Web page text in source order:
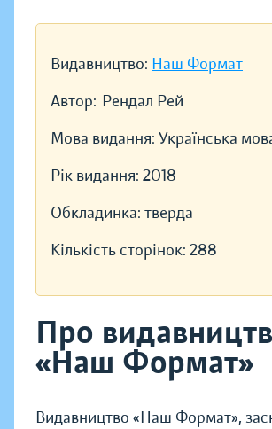
Видавництво: Наш Формат
Автор: Рендал Рей
Мова видання: Українська
Рік видання: 2018
Обкладинка: тверда
Кількість сторінок: 288
Про
«Наш Формат»
Видавництво «Наш Формат»,